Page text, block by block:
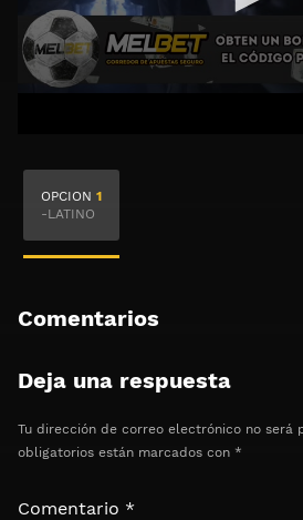
Haz clic 3 veces en el botón
⏰ El acceso expira en
OPCION 1
-LATINO
Comentarios
Deja una respuesta
Tu dirección de correo electrónico no será
obligatorios están marcados con *
Comentario *